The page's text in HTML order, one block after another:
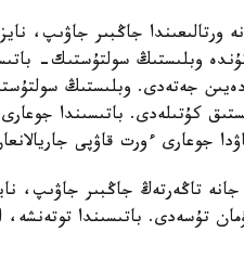
ورتالىعىندا جاڭبىر جاۋىپ،
وبلىستىڭ سولتۇستىك-
جانە ورتالىعىندا 15- 20 م/س-قا دەيىن جەتەدى.
دەيىن اپتاپ ىستىق كۇتىلەدى.
جوعارى ءورت قاۋپى
تاڭەرتەڭ جاڭبىر جاۋىپ،
تۇسەدى. باتىسىندا